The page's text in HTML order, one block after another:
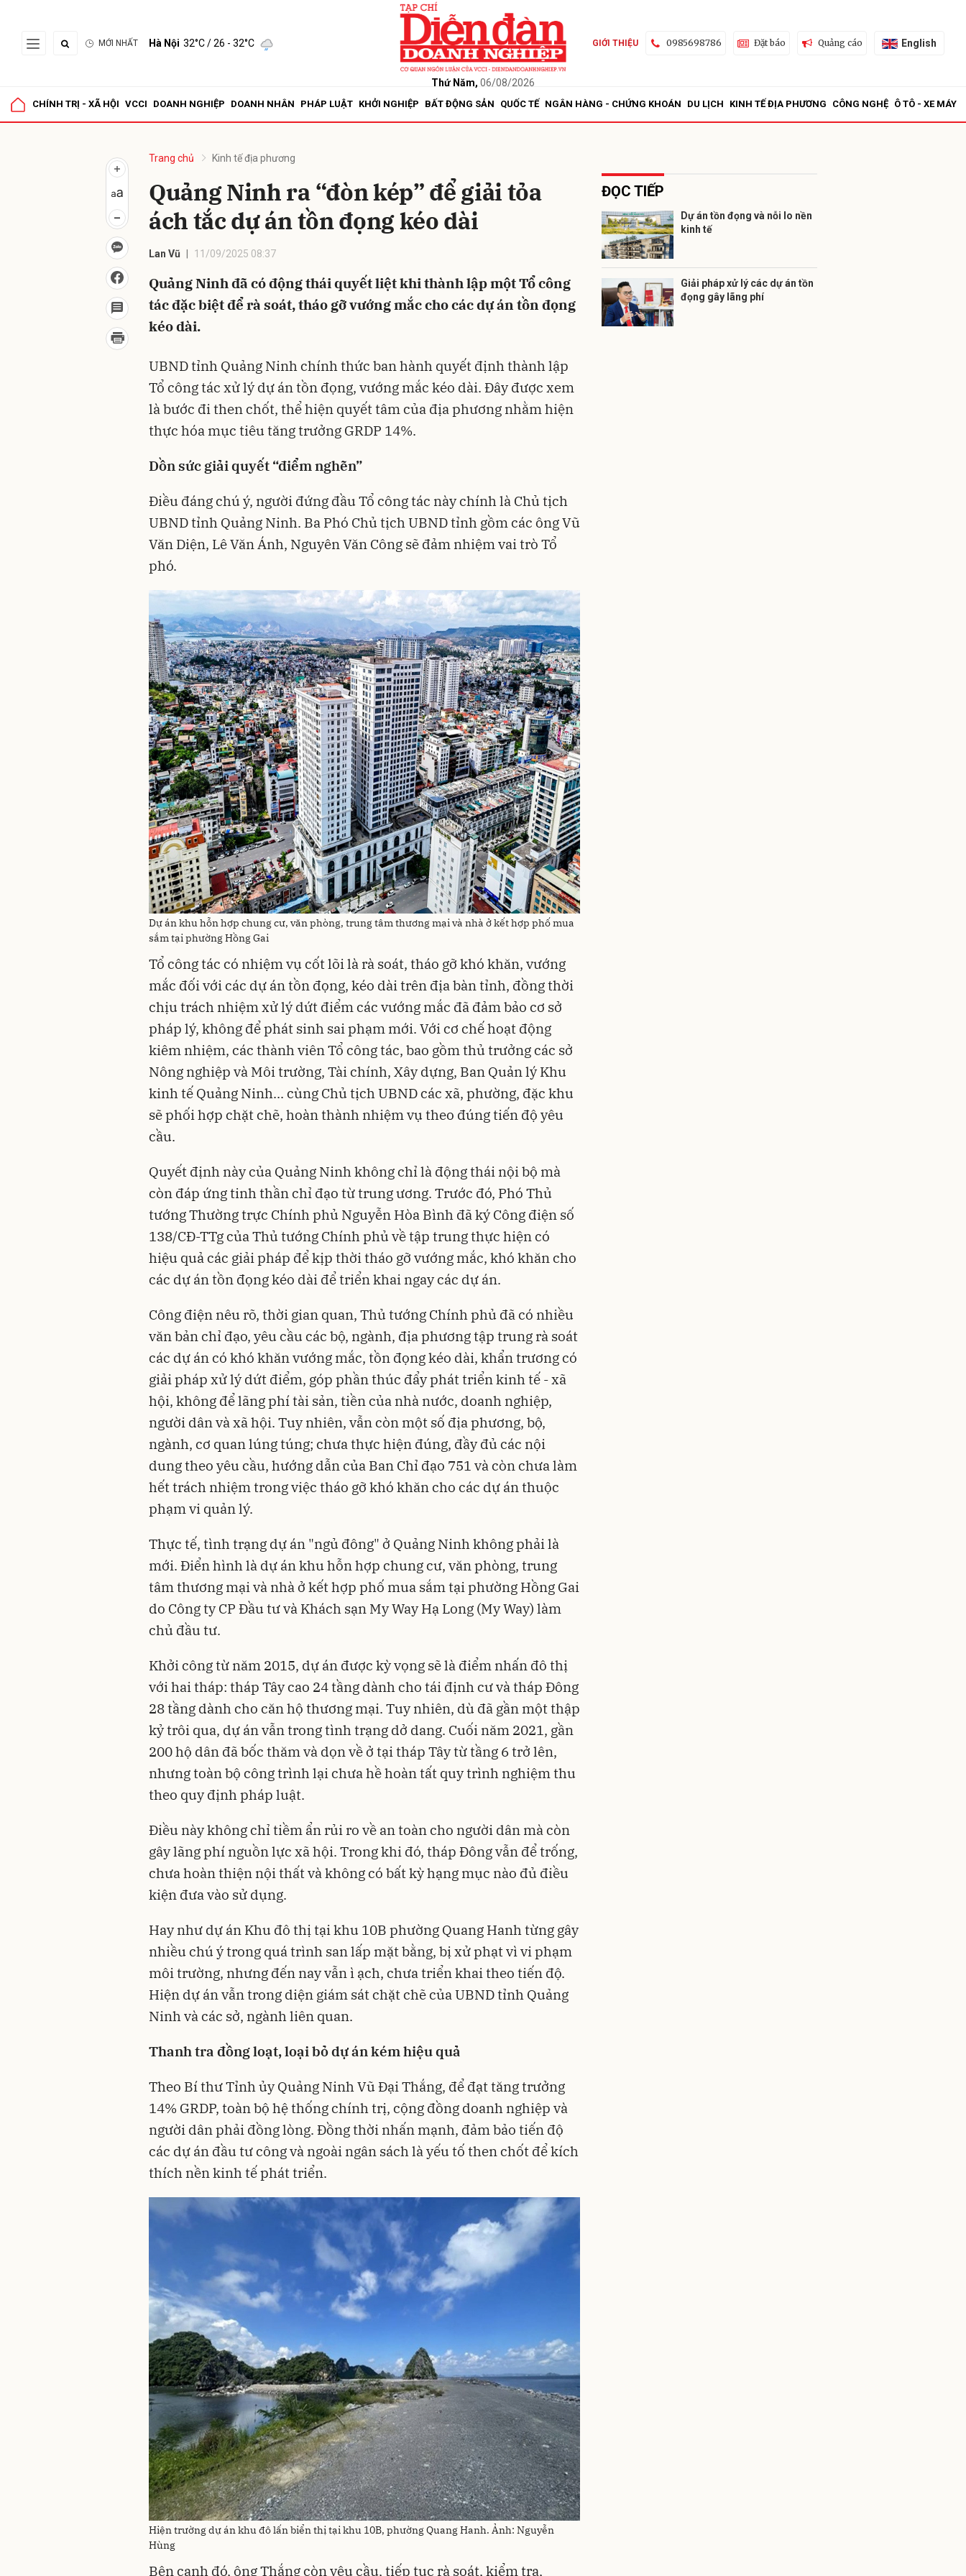
MỚI NHẤT Hà Nội 32°C/ 26 - 32°C
Thứ Năm, 06/08/2026
GIỚI THIỆU 0985698786 Đặt báo Quảng cáo English
CHÍNH TRỊ - XÃ HỘI VCCI DOANH NGHIỆP DOANH NHÂN PHÁP LUẬT KHỞI NGHIỆP BẤT ĐỘNG SẢN QUỐC TẾ NGÂN HÀNG - CHỨNG KHOÁN DU LỊCH KINH TẾ ĐỊA PHƯƠNG CÔNG NGHỆ Ô TÔ - XE MÁY
Trang chủ Kinh tế địa phương
Quảng Ninh ra “đòn kép” để giải tỏa
ách tắc dự án tồn đọng kéo dài
Lan Vũ 11/09/2025 08:37
Quảng Ninh đã có động thái quyết liệt khi thành lập một Tổ công
tác đặc biệt để rà soát, tháo gỡ vướng mắc cho các dự án tồn đọng
kéo dài.
UBND tỉnh Quảng Ninh chính thức ban hành quyết định thành lập
Tổ công tác xử lý dự án tồn đọng, vướng mắc kéo dài. Đây được xem
là bước đi then chốt, thể hiện quyết tâm của địa phương nhằm hiện
thực hóa mục tiêu tăng trưởng GRDP 14%.
Dồn sức giải quyết “điểm nghẽn”
Điều đáng chú ý, người đứng đầu Tổ công tác này chính là Chủ tịch
UBND tỉnh Quảng Ninh. Ba Phó Chủ tịch UBND tỉnh gồm các ông Vũ
Văn Diện, Lê Văn Ánh, Nguyên Văn Công sẽ đảm nhiệm vai trò Tổ
phó.
Dự án khu hỗn hợp chung cư, văn phòng, trung tâm thương mại và nhà ở kết hợp phố mua
sắm tại phường Hồng Gai
Tổ công tác có nhiệm vụ cốt lõi là rà soát, tháo gỡ khó khăn, vướng
mắc đối với các dự án tồn đọng, kéo dài trên địa bàn tỉnh, đồng thời
chịu trách nhiệm xử lý dứt điểm các vướng mắc đã đảm bảo cơ sở
pháp lý, không để phát sinh sai phạm mới. Với cơ chế hoạt động
kiêm nhiệm, các thành viên Tổ công tác, bao gồm thủ trưởng các sở
Nông nghiệp và Môi trường, Tài chính, Xây dựng, Ban Quản lý Khu
kinh tế Quảng Ninh... cùng Chủ tịch UBND các xã, phường, đặc khu
sẽ phối hợp chặt chẽ, hoàn thành nhiệm vụ theo đúng tiến độ yêu
cầu.
Quyết định này của Quảng Ninh không chỉ là động thái nội bộ mà
còn đáp ứng tinh thần chỉ đạo từ trung ương. Trước đó, Phó Thủ
tướng Thường trực Chính phủ Nguyễn Hòa Bình đã ký Công điện số
138/CĐ-TTg của Thủ tướng Chính phủ về tập trung thực hiện có
hiệu quả các giải pháp để kịp thời tháo gỡ vướng mắc, khó khăn cho
các dự án tồn đọng kéo dài để triển khai ngay các dự án.
Công điện nêu rõ, thời gian quan, Thủ tướng Chính phủ đã có nhiều
văn bản chỉ đạo, yêu cầu các bộ, ngành, địa phương tập trung rà soát
các dự án có khó khăn vướng mắc, tồn đọng kéo dài, khẩn trương có
giải pháp xử lý dứt điểm, góp phần thúc đẩy phát triển kinh tế - xã
hội, không để lãng phí tài sản, tiền của nhà nước, doanh nghiệp,
người dân và xã hội. Tuy nhiên, vẫn còn một số địa phương, bộ,
ngành, cơ quan lúng túng; chưa thực hiện đúng, đầy đủ các nội
dung theo yêu cầu, hướng dẫn của Ban Chỉ đạo 751 và còn chưa làm
hết trách nhiệm trong việc tháo gỡ khó khăn cho các dự án thuộc
phạm vi quản lý.
Thực tế, tình trạng dự án "ngủ đông" ở Quảng Ninh không phải là
mới. Điển hình là dự án khu hỗn hợp chung cư, văn phòng, trung
tâm thương mại và nhà ở kết hợp phố mua sắm tại phường Hồng Gai
do Công ty CP Đầu tư và Khách sạn My Way Hạ Long (My Way) làm
chủ đầu tư.
Khởi công từ năm 2015, dự án được kỳ vọng sẽ là điểm nhấn đô thị
với hai tháp: tháp Tây cao 24 tầng dành cho tái định cư và tháp Đông
28 tầng dành cho căn hộ thương mại. Tuy nhiên, dù đã gần một thập
kỷ trôi qua, dự án vẫn trong tình trạng dở dang. Cuối năm 2021, gần
200 hộ dân đã bốc thăm và dọn về ở tại tháp Tây từ tầng 6 trở lên,
nhưng toàn bộ công trình lại chưa hề hoàn tất quy trình nghiệm thu
theo quy định pháp luật.
Điều này không chỉ tiềm ẩn rủi ro về an toàn cho người dân mà còn
gây lãng phí nguồn lực xã hội. Trong khi đó, tháp Đông vẫn để trống,
chưa hoàn thiện nội thất và không có bất kỳ hạng mục nào đủ điều
kiện đưa vào sử dụng.
Hay như dự án Khu đô thị tại khu 10B phường Quang Hanh từng gây
nhiều chú ý trong quá trình san lấp mặt bằng, bị xử phạt vì vi phạm
môi trường, nhưng đến nay vẫn ì ạch, chưa triển khai theo tiến độ.
Hiện dự án vẫn trong diện giám sát chặt chẽ của UBND tỉnh Quảng
Ninh và các sở, ngành liên quan.
Thanh tra đồng loạt, loại bỏ dự án kém hiệu quả
Theo Bí thư Tỉnh ủy Quảng Ninh Vũ Đại Thắng, để đạt tăng trưởng
14% GRDP, toàn bộ hệ thống chính trị, cộng đồng doanh nghiệp và
người dân phải đồng lòng. Đồng thời nhấn mạnh, đảm bảo tiến độ
các dự án đầu tư công và ngoài ngân sách là yếu tố then chốt để kích
thích nền kinh tế phát triển.
Hiện trường dự án khu đô lấn biển thị tại khu 10B, phường Quang Hanh. Ảnh: Nguyễn
Hùng
Bên cạnh đó, ông Thắng còn yêu cầu, tiếp tục rà soát, kiểm tra,
ĐỌC TIẾP
Dự án tồn đọng và nỗi lo nền
kinh tế
Giải pháp xử lý các dự án tồn
đọng gây lãng phí
Gửi